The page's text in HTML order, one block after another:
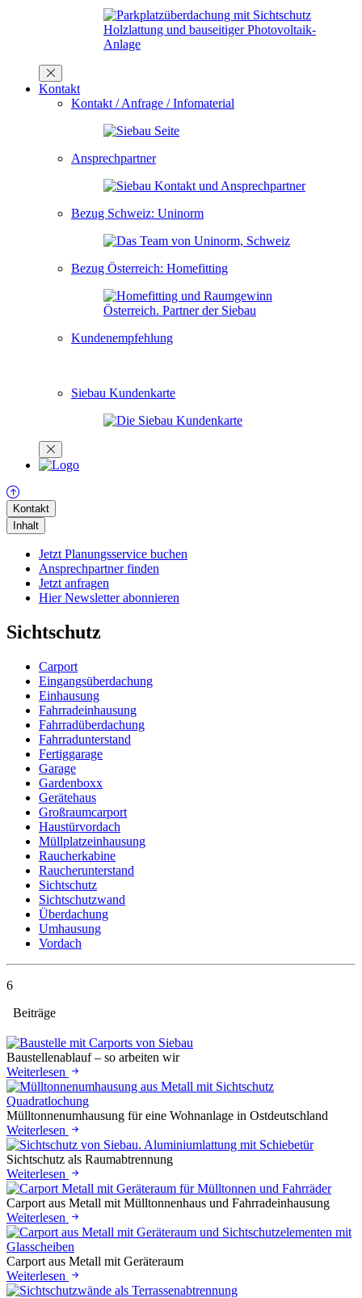
Kontakt
Kontakt / Anfrage / Infomaterial
Ansprechpartner
Bezug Schweiz: Uninorm
Bezug Österreich: Homefitting
Kundenempfehlung
Siebau Kundenkarte
Kontakt
Inhalt
Jetzt Planungsservice buchen
Ansprechpartner finden
Jetzt anfragen
Hier Newsletter abonnieren
Sichtschutz
Carport
Eingangsüberdachung
Einhausung
Fahrradeinhausung
Fahrradüberdachung
Fahrradunterstand
Fertiggarage
Garage
Gardenboxx
Gerätehaus
Großraumcarport
Haustürvordach
Müllplatzeinhausung
Raucherkabine
Raucherunterstand
Sichtschutz
Sichtschutzwand
Überdachung
Umhausung
Vordach
6
Beiträge
Baustellenablauf – so arbeiten wir
Weiterlesen
Mülltonnenumhausung für eine Wohnanlage in Ostdeutschland
Weiterlesen
Sichtschutz als Raumabtrennung
Weiterlesen
Carport aus Metall mit Mülltonnenhaus und Fahrradeinhausung
Weiterlesen
Carport aus Metall mit Geräteraum
Weiterlesen